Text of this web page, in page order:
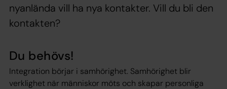
nyanlända vill ha nya kontakter. Vill du bli den
kontakten?
Du behövs!
Integration börjar i samhörighet. Samhörighet blir
verklighet när människor möts och skapar personliga